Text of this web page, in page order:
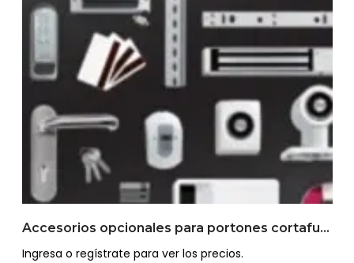
Accesorios opcionales para portones cortafuego
Ingresa o regístrate para ver los precios.